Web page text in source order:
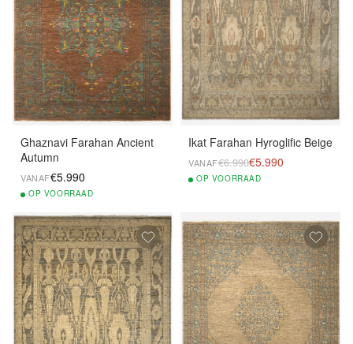
Ghaznavi Farahan Ancient
Autumn
VANAF€5.990
OP VOORRAAD
Ikat Farahan Hyroglific Beige
VANAF€6.990€5.990
OP VOORRAAD